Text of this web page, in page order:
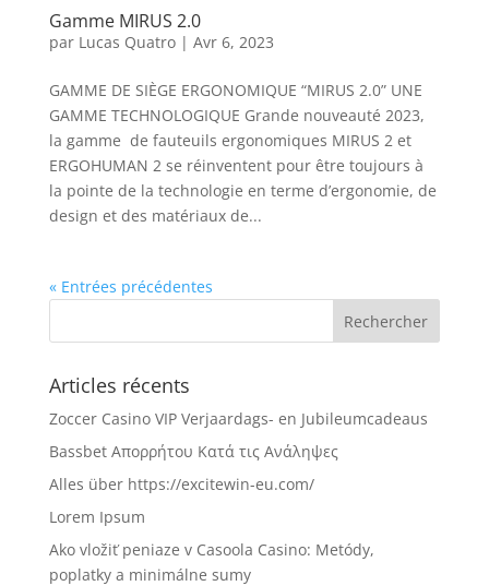
Gamme MIRUS 2.0
par Lucas Quatro| Avr 6, 2023
GAMME DE SIÈGE ERGONOMIQUE “MIRUS 2.0” UNE
GAMME TECHNOLOGIQUE Grande nouveauté 2023,
la gamme de fauteuils ergonomiques MIRUS 2 et
ERGOHUMAN 2 se réinventent pour être toujours à
la pointe de la technologie en terme d’ergonomie, de
design et des matériaux de...
« Entrées précédentes
Articles récents
Zoccer Casino VIP Verjaardags- en Jubileumcadeaus
Bassbet Απορρήτου Κατά τις Ανάληψες
Alles über https://excitewin-eu.com/
Lorem Ipsum
Ako vložiť peniaze v Casoola Casino: Metódy,
poplatky a minimálne sumy